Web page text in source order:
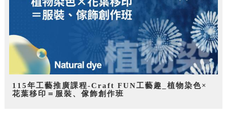
115年工藝推廣課程-Craft FUN工藝趣_植物染色×
花葉移印＝服裝、傢飾創作班